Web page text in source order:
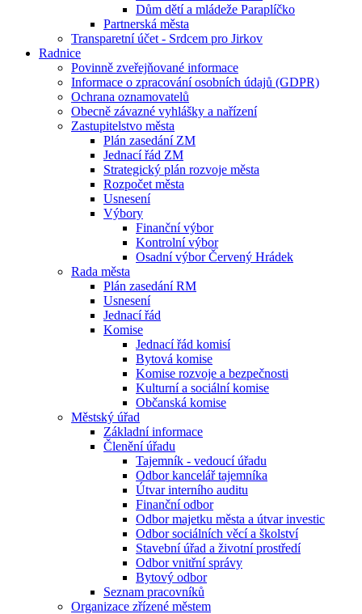
Dům dětí a mládeže Paraplíčko
Partnerská města
Transparetní účet - Srdcem pro Jirkov
Radnice
Povinně zveřejňované informace
Informace o zpracování osobních údajů (GDPR)
Ochrana oznamovatelů
Obecně závazné vyhlášky a nařízení
Zastupitelstvo města
Plán zasedání ZM
Jednací řád ZM
Strategický plán rozvoje města
Rozpočet města
Usnesení
Výbory
Finanční výbor
Kontrolní výbor
Osadní výbor Červený Hrádek
Rada města
Plán zasedání RM
Usnesení
Jednací řád
Komise
Jednací řád komisí
Bytová komise
Komise rozvoje a bezpečnosti
Kulturní a sociální komise
Občanská komise
Městský úřad
Základní informace
Členění úřadu
Tajemník - vedoucí úřadu
Odbor kancelář tajemníka
Útvar interního auditu
Finanční odbor
Odbor majetku města a útvar investic
Odbor sociálních věcí a školství
Stavební úřad a životní prostředí
Odbor vnitřní správy
Bytový odbor
Seznam pracovníků
Organizace zřízené městem